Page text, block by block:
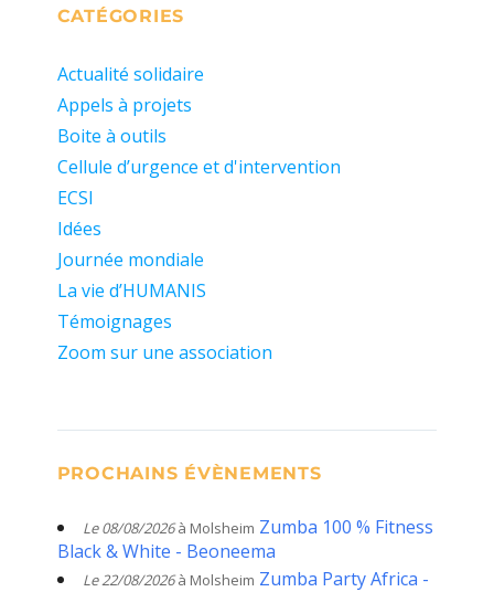
CATÉGORIES
Actualité solidaire
Appels à projets
Boite à outils
Cellule d’urgence et d'intervention
ECSI
Idées
Journée mondiale
La vie d’HUMANIS
Témoignages
Zoom sur une association
PROCHAINS ÉVÈNEMENTS
Le 08/08/2026à Molsheim Zumba 100 % Fitness
Black & White - Beoneema
Le 22/08/2026à Molsheim Zumba Party Africa -